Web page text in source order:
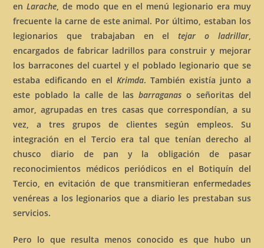
enLarache, de modo que en el menú legionario era muy
frecuente la carne de este animal. Por último, estaban los
legionarios que trabajaban en eltejar o ladrillar,
encargados de fabricar ladrillos para construir y mejorar
los barracones del cuartel y el poblado legionario que se
estaba edificando en el Krimda. También existía junto a
este poblado la calle de las barraganaso señoritas del
amor, agrupadas en tres casas que correspondían, a su
vez, a tres grupos de clientes según empleos. Su
integración en el Tercio era tal que tenían derecho al
chusco diario de pan y la obligación de pasar
reconocimientos médicos periódicos en el Botiquín del
Tercio, en evitación de que transmitieran enfermedades
venéreas a los legionarios que a diario les prestaban sus
servicios.
Pero lo que resulta menos conocido es que hubo un